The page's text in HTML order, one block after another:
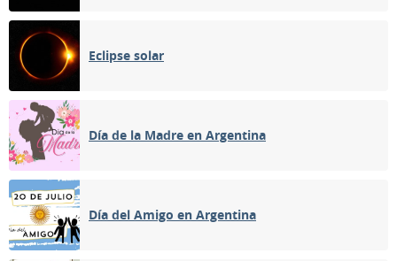
Eclipse solar
Día de la Madre en Argentina
Día del Amigo en Argentina